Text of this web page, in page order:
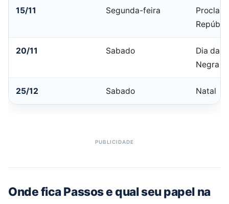
15/11 Segunda-feira
20/11 Sabado
Dia da
Negra
25/12 Sabado Natal
Onde fica Passos e qual seu papel na